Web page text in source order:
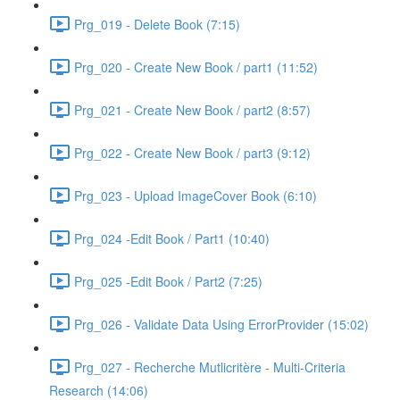
Prg_019 - Delete Book (7:15)
Prg_020 - Create New Book / part1 (11:52)
Prg_021 - Create New Book / part2 (8:57)
Prg_022 - Create New Book / part3 (9:12)
Prg_023 - Upload ImageCover Book (6:10)
Prg_024 -Edit Book / Part1 (10:40)
Prg_025 -Edit Book / Part2 (7:25)
Prg_026 - Validate Data Using ErrorProvider (15:02)
Prg_027 - Recherche Mutlicritère - Multi-Criteria
Research (14:06)